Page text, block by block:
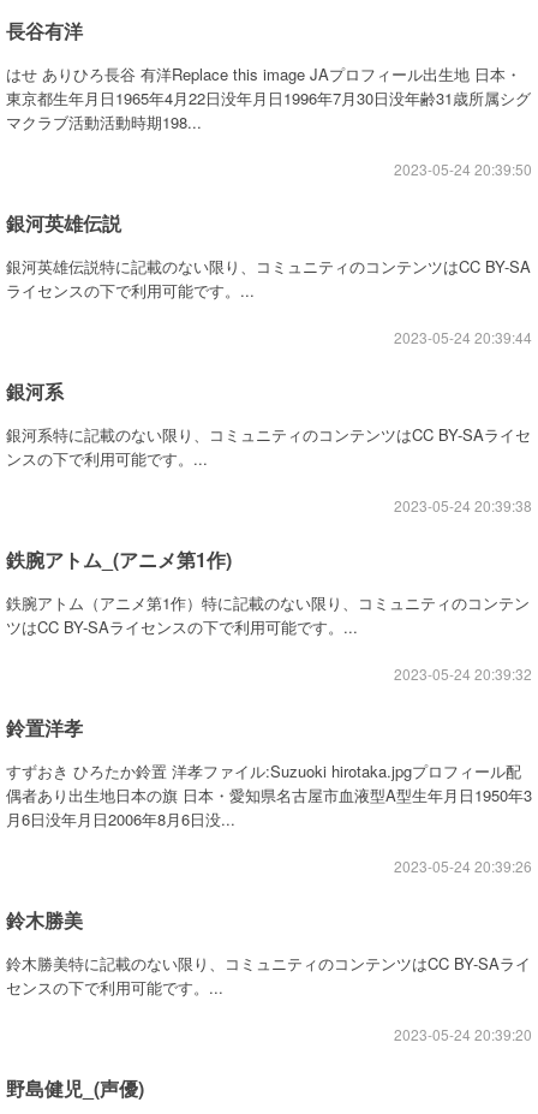
長谷有洋
はせ ありひろ長谷 有洋Replace this image JAプロフィール出生地 日本・
東京都生年月日1965年4月22日没年月日1996年7月30日没年齢31歳所属シグ
マクラブ活動活動時期198...
2023-05-24 20:39:50
銀河英雄伝説
銀河英雄伝説特に記載のない限り、コミュニティのコンテンツはCC BY-SA
ライセンスの下で利用可能です。...
2023-05-24 20:39:44
銀河系
銀河系特に記載のない限り、コミュニティのコンテンツはCC BY-SAライセ
ンスの下で利用可能です。...
2023-05-24 20:39:38
鉄腕アトム_(アニメ第1作)
鉄腕アトム（アニメ第1作）特に記載のない限り、コミュニティのコンテン
ツはCC BY-SAライセンスの下で利用可能です。...
2023-05-24 20:39:32
鈴置洋孝
すずおき ひろたか鈴置 洋孝ファイル:Suzuoki hirotaka.jpgプロフィール配
偶者あり出生地日本の旗 日本・愛知県名古屋市血液型A型生年月日1950年3
月6日没年月日2006年8月6日没...
2023-05-24 20:39:26
鈴木勝美
鈴木勝美特に記載のない限り、コミュニティのコンテンツはCC BY-SAライ
センスの下で利用可能です。...
2023-05-24 20:39:20
野島健児_(声優)